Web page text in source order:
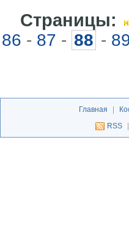
Страницы:
86 - 87 - 88 -
Главная
RSS